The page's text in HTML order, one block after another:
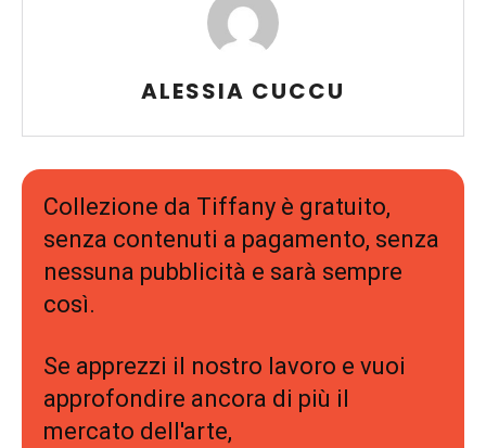
ALESSIA CUCCU
Collezione da Tiffany è gratuito,
senza contenuti a pagamento, senza
nessuna pubblicità e sarà sempre
così.
Se apprezzi il nostro lavoro e vuoi
approfondire ancora di più il
mercato dell'arte,